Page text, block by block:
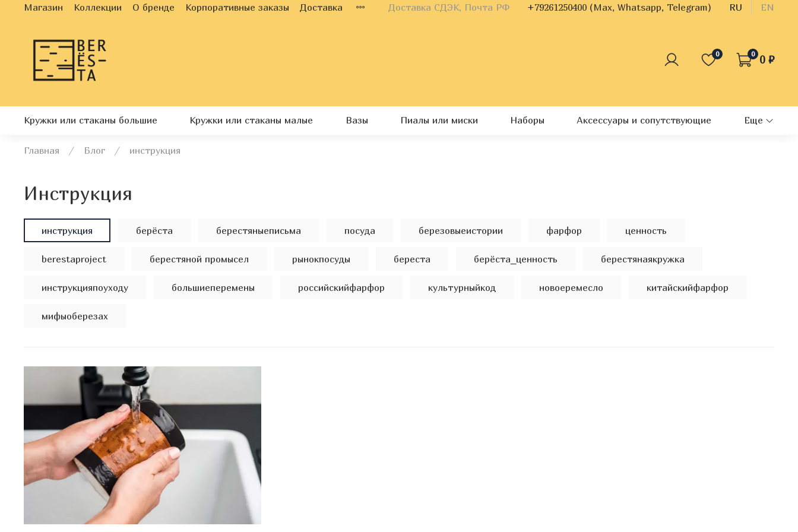
Магазин Коллекции О бренде Корпоративные заказы Доставка Доставка СДЭК, Почта РФ +79261250400 (Max, Whatsapp, Telegram) RU EN
0 0 0 ₽
Кружки или стаканы большие Кружки или стаканы малые Вазы Пиалы или миски Наборы Аксессуары и сопутствующие Еще
Главная Блог инструкция
инструкция
инструкция берёста берестяныеписьма посуда березовыеистории фарфор ценность
berestaproject берестяной промысел рынокпосуды береста берёста_ценность берестянаякружка
инструкцияпоуходу большиеперемены российскийфарфор культурныйкод новоеремесло китайскийфарфор
мифыоберезах